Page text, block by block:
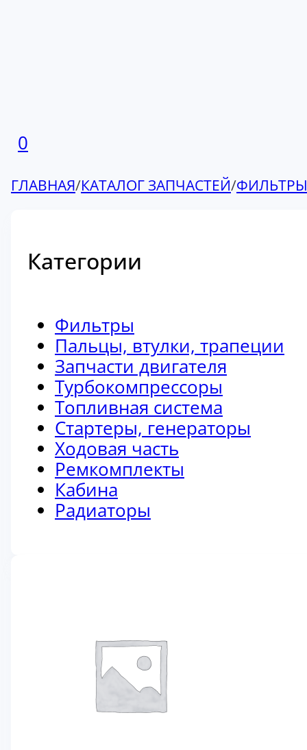
0
ГЛАВНАЯ/КАТАЛОГ ЗАПЧАСТЕЙ/ФИЛЬТРЫ
Категории
Фильтры
Пальцы, втулки, трапеции
Запчасти двигателя
Турбокомпрессоры
Топливная система
Стартеры, генераторы
Ходовая часть
Ремкомплекты
Кабина
Радиаторы